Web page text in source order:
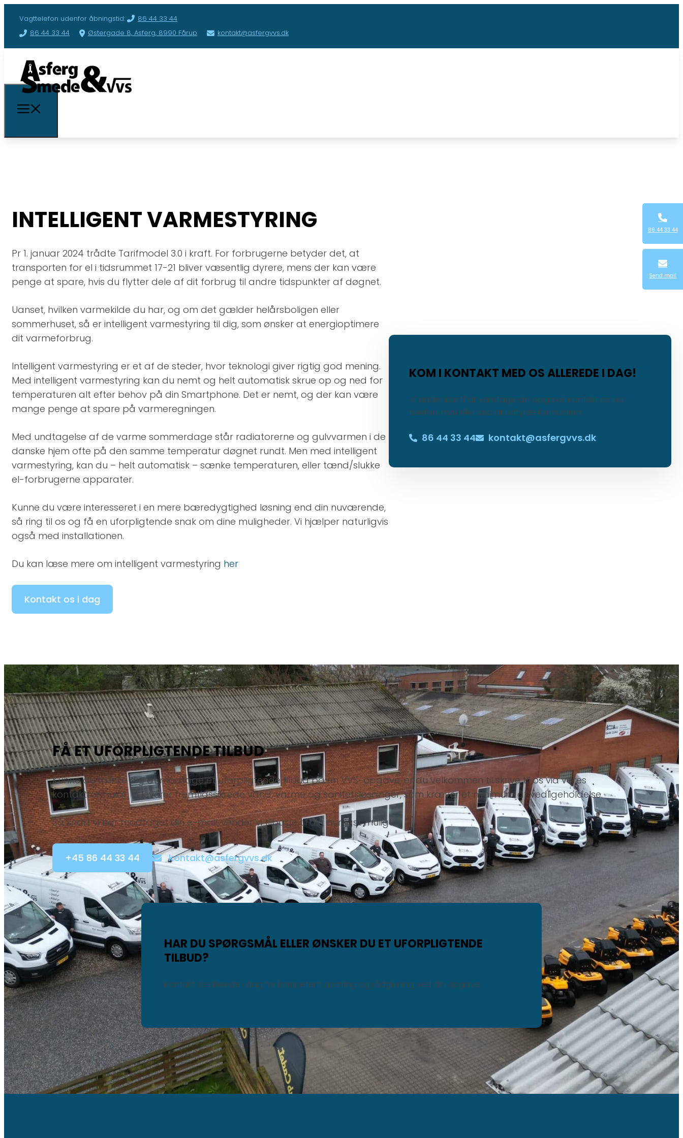
Vagttelefon udenfor åbningstid:
86 44 33 44
86 44 33 44
Østergade 8, Asferg, 8990 Fårup kontakt@asfergvvs.dk
​INTELLIGENT VARMESTYRING
Pr 1. januar 2024 trådte Tarifmodel 3.0 i kraft. For forbrugerne betyder det, at
transporten for el i tidsrummet 17-21 bliver væsentlig dyrere, mens der kan være
penge at spare, hvis du flytter dele af dit forbrug til andre tidspunkter af døgnet.​
Uanset, hvilken varmekilde du har, og om det gælder helårsboligen eller
sommerhuset, så er intelligent varmestyring til dig, som ønsker at energioptimere
dit varmeforbrug.​
Intelligent varmestyring er et af de steder, hvor teknologi giver rigtig god mening.
Med intelligent varmestyring kan du nemt og helt automatisk skrue op og ned for
temperaturen alt efter behov på din Smartphone. Det er nemt, og der kan være
mange penge at spare på varmeregningen.​
Med undtagelse af de varme sommerdage står radiatorerne og gulvvarmen i de
danske hjem ofte på den samme temperatur døgnet rundt. Men med intelligent
varmestyring, kan du – helt automatisk – sænke temperaturen, eller tænd/slukke
el-forbrugerne apparater.​
Kunne du være interesseret i en mere bæredygtighed løsning end din nuværende,
så ring til os og få en uforpligtende snak om dine muligheder. Vi hjælper naturligvis
også med installationen. ​
Du kan læse mere om intelligent varmestyring her
Kontakt os i dag
KOM I KONTAKT MED OS ALLEREDE I DAG!
Vi sidder klar til at varetage din opgave. Kontakt os via
telefon, mail eller ved at udfylde formularen.
86 44 33 44 kontakt@asfergvvs.dk
FÅ ET UFORPLIGTENDE TILBUD
Kunne du tænke dig at modtage et uforpligtende tilbud på en VVS-opgave, er du velkommen til skrive til os via vores
kontaktformular. Vi leverer fremtidssikrede vand, varme og sanitetsløsninger, som kræver et minimum af vedligeholdelse.​
Så snart vi har modtaget din e-mail, vender vi tilbage til dig hurtigst muligt.​​
+45 86 44 33 44 kontakt@asfergvvs.dk
HAR DU SPØRGSMÅL ELLER ØNSKER DU ET UFORPLIGTENDE
TILBUD?
Kontakt os allerede i dag for kompetent sparring og rådgivning ved din opgave.
86 44 33 44
Send mail